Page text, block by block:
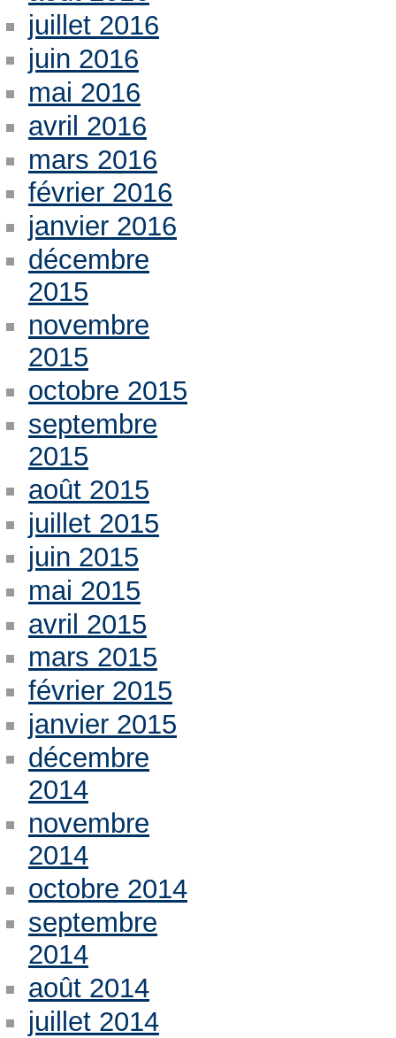
juillet 2016
juin 2016
mai 2016
avril 2016
mars 2016
février 2016
janvier 2016
décembre
2015
novembre
2015
octobre 2015
septembre
2015
août 2015
juillet 2015
juin 2015
mai 2015
avril 2015
mars 2015
février 2015
janvier 2015
décembre
2014
novembre
2014
octobre 2014
septembre
2014
août 2014
juillet 2014